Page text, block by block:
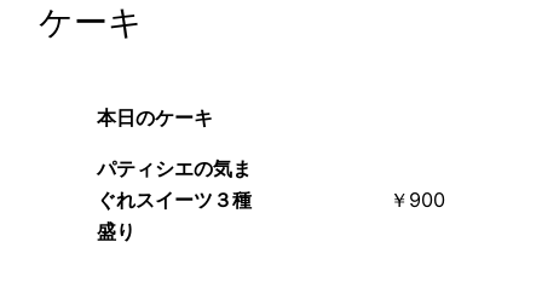
ケーキ
本日のケーキ
パティシエの気ま
ぐれスイーツ３種
盛り
￥900